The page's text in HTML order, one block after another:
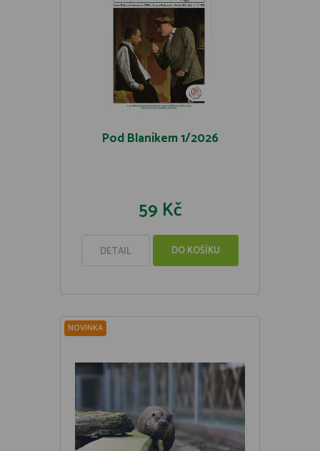
Pod Blaníkem 1/2026
59 Kč
DETAIL DO KOŠÍKU
NOVINKA